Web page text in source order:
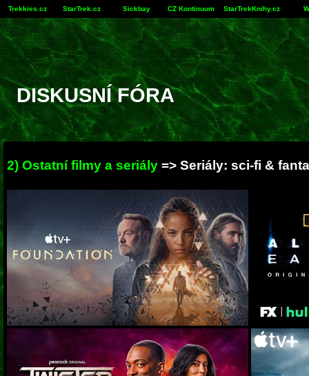
Trekkies.cz StarTrek.cz Sickbay CZ Kontinuum StarTrekKnihy.cz
DISKUSNÍ FÓRA
2) Ostatní filmy a seriály => Seriály: sci-fi &